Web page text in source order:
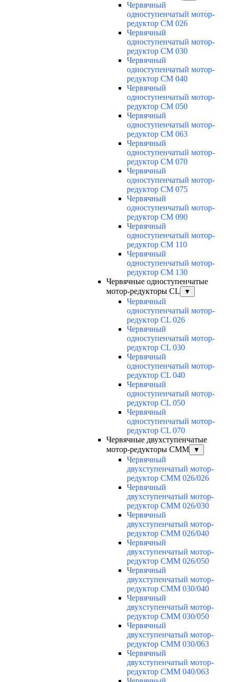
Червячный
одноступенчатый мотор-
редуктор CM 026
Червячный
одноступенчатый мотор-
редуктор CM 030
Червячный
одноступенчатый мотор-
редуктор CM 040
Червячный
одноступенчатый мотор-
редуктор CM 050
Червячный
одноступенчатый мотор-
редуктор CM 063
Червячный
одноступенчатый мотор-
редуктор CM 070
Червячный
одноступенчатый мотор-
редуктор CM 075
Червячный
одноступенчатый мотор-
редуктор CM 090
Червячный
одноступенчатый мотор-
редуктор CM 110
Червячный
одноступенчатый мотор-
редуктор CM 130
Червячные одноступенчатые
мотор-редукторы CL
▼
Червячный
одноступенчатый мотор-
редуктор CL 026
Червячный
одноступенчатый мотор-
редуктор CL 030
Червячный
одноступенчатый мотор-
редуктор CL 040
Червячный
одноступенчатый мотор-
редуктор CL 050
Червячный
одноступенчатый мотор-
редуктор CL 070
Червячные двухступенчатые
мотор-редукторы CMM
▼
Червячный
двухступенчатый мотор-
редуктор CMM 026/026
Червячный
двухступенчатый мотор-
редуктор CMM 026/030
Червячный
двухступенчатый мотор-
редуктор CMM 026/040
Червячный
двухступенчатый мотор-
редуктор CMM 026/050
Червячный
двухступенчатый мотор-
редуктор CMM 030/040
Червячный
двухступенчатый мотор-
редуктор CMM 030/050
Червячный
двухступенчатый мотор-
редуктор CMM 030/063
Червячный
двухступенчатый мотор-
редуктор CMM 040/063